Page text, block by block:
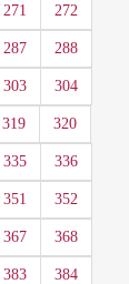
271 272
287 288
303 304
319 320
335 336
351 352
367 368
383 384